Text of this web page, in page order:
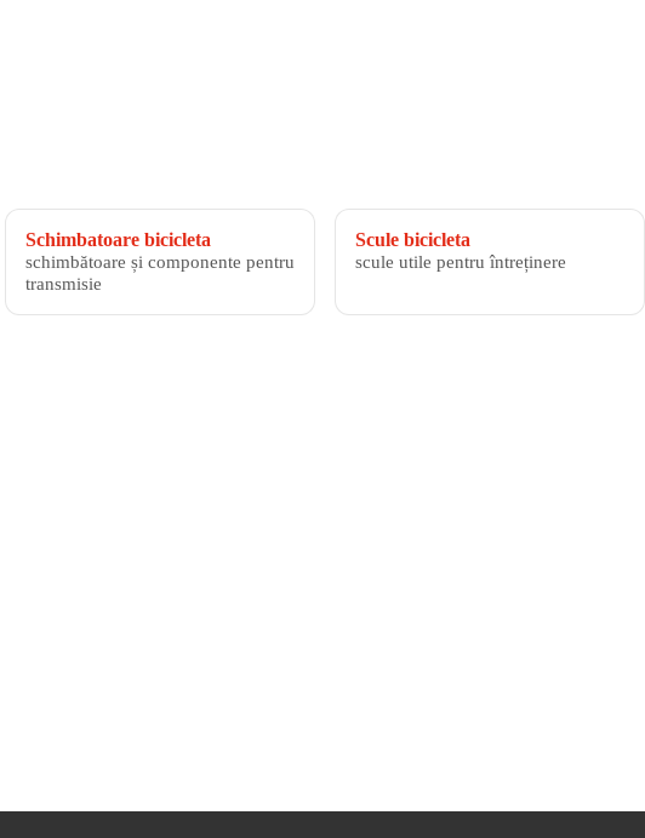
Schimbatoare bicicleta
schimbătoare și componente pentru
transmisie
Scule bicicleta
scule utile pentru întreținere